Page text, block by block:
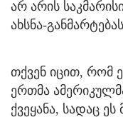
არ არის
ახსნა-
თქვენ იცით, რომ
ერთმა
ქვეყანა, სადაც